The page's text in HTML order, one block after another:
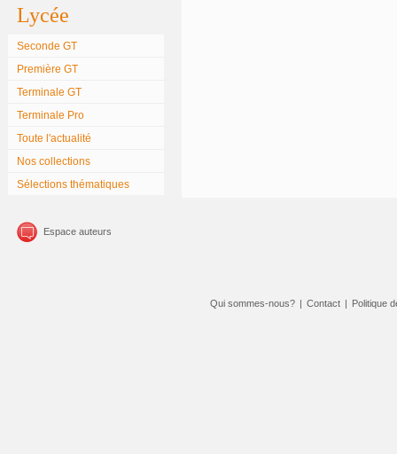
Lycée
Seconde GT
Première GT
Terminale GT
Terminale Pro
Toute l'actualité
Nos collections
Sélections thématiques
Espace auteurs
Qui sommes-nous? | Contact | Politique